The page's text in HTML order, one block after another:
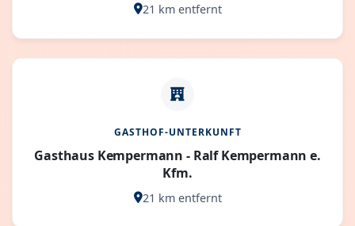
21 km entfernt
GASTHOF-UNTERKUNFT
Gasthaus Kempermann - Ralf Kempermann e.
Kfm.
21 km entfernt